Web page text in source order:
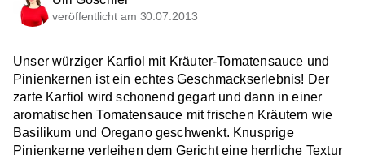
veröffentlicht am 30.07.2013
Unser würziger Karfiol mit Kräuter-Tomatensauce und
Pinienkernen ist ein echtes Geschmackserlebnis! Der
zarte Karfiol wird schonend gegart und dann in einer
aromatischen Tomatensauce mit frischen Kräutern wie
Basilikum und Oregano geschwenkt. Knusprige
Pinienkerne verleihen dem Gericht eine herrliche Textur